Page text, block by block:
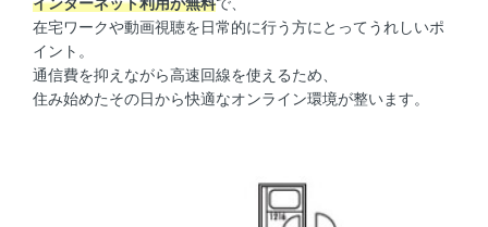
在宅ワークや動画視聴を日常的に行う方にとってうれしいポ
イント。
通信費を抑えながら高速回線を使えるため、
住み始めたその日から快適なオンライン環境が整います。